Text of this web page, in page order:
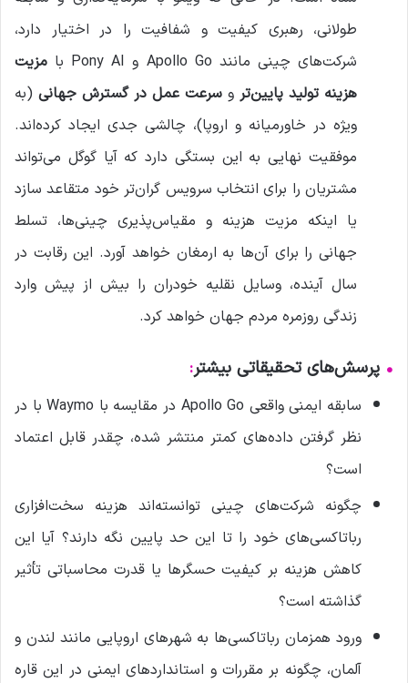
طولانی، رهبری کیفیت و شفافیت را در اختیار دارد،
شرکت‌های چینی مانند Apollo Go و Pony AI با
مزیت
هزینه تولید پایین‌تر و سرعت عمل در گسترش جهانی (به
ویژه در خاورمیانه و اروپا)، چالشی جدی ایجاد کرده‌اند.
موفقیت نهایی به این بستگی دارد که آیا گوگل می‌تواند
مشتریان را برای انتخاب سرویس گران‌تر خود متقاعد سازد
یا اینکه مزیت هزینه و مقیاس‌پذیری چینی‌ها، تسلط
جهانی را برای آن‌ها به ارمغان خواهد آورد. این رقابت در
سال آینده، وسایل نقلیه خودران را بیش از پیش وارد
زندگی روزمره مردم جهان خواهد کرد.
• پرسش‌های تحقیقاتی بیشتر:
سابقه ایمنی واقعی Apollo Go در مقایسه با Waymo با در
نظر گرفتن داده‌های کمتر منتشر شده، چقدر قابل اعتماد
است؟
چگونه شرکت‌های چینی توانسته‌اند هزینه سخت‌افزاری
رباتاکسی‌های خود را تا این حد پایین نگه دارند؟ آیا این
کاهش هزینه بر کیفیت حسگرها یا قدرت محاسباتی تأثیر
گذاشته است؟
ورود همزمان رباتاکسی‌ها به شهرهای اروپایی مانند لندن و
آلمان، چگونه بر مقررات و استانداردهای ایمنی در این قاره